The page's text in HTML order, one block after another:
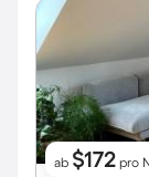
ab $172 pro